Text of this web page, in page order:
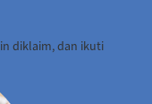
diklaim, dan ikuti